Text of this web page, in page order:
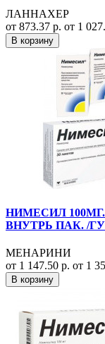
ЛАННАХЕР
от 873.37 р. от 1
В корзину
НИМЕСИЛ
ВНУТРЬ ПАК. /
МЕНАРИНИ
от 1 147.50 р. от 1
В корзину